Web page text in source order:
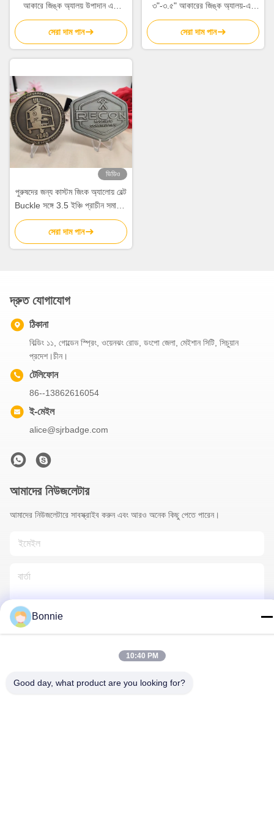
আকারে জিঙ্ক অ্যালয় উপাদান এবং
কাস্টম লোগো সহ কাস্টম বেল্ট বাকল
সেরা দাম পান
৩"-৩.৫" আকারের জিঙ্ক অ্যালয়-এর
তৈরি ওয়েস্টার্ন কাস্টম বেল্ট বাকল
সেরা দাম পান
ভিডিও
পুরুষদের জন্য কাস্টম জিংক অ্যালোয় বেল্ট
Buckle সঙ্গে 3.5 ইঞ্চি প্রাচীন সমাপ্তি
- ব্যক্তিগতকৃত মেটাল পিন Buckle
সেরা দাম পান
দ্রুত যোগাযোগ
ঠিকানা
বিল্ডিং ১১, গোল্ডেন স্প্রিং, ওয়েনঝং রোড, ডংপো জেলা, মেইশান সিটি, সিচুয়ান
প্রদেশ।চীন।
টেলিফোন
86--13862616054
ই-মেইল
alice@sjrbadge.com
আমাদের নিউজলেটার
আমাদের নিউজলেটারে সাবস্ক্রাইব করুন এবং আরও অনেক কিছু পেতে পারেন।
Bonnie
10:40 PM
Good day, what product are you looking for?